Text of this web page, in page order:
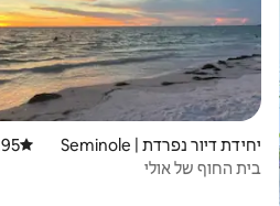
יחידת דיור נפרדת | Seminole דירוג
בית החוף של אולי